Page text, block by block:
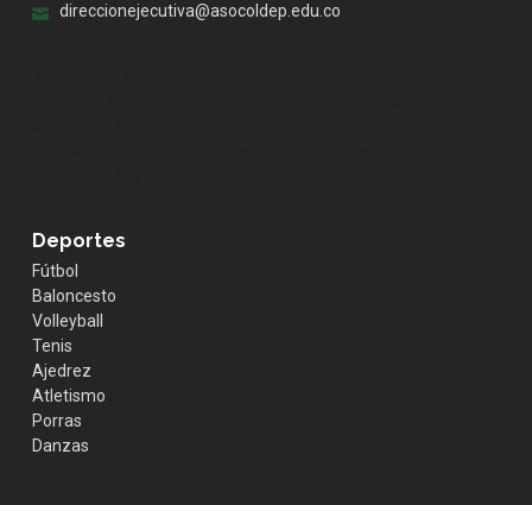
direccionejecutiva@asocoldep.edu.co
Deportes
Fútbol
Baloncesto
Volleyball
Tenis
Ajedrez
Atletismo
Porras
Danzas